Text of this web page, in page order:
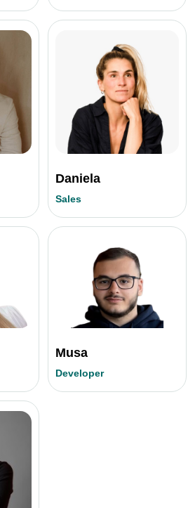
Daniela
Sales
Musa
Developer